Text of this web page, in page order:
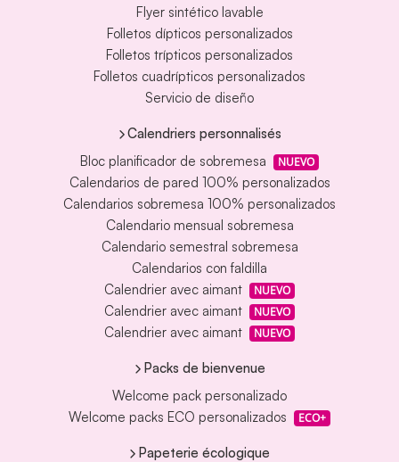
Flyer sintético lavable
Folletos dípticos personalizados
Folletos trípticos personalizados
Folletos cuadrípticos personalizados
Servicio de diseño
Calendriers personnalisés
Bloc planificador de sobremesa
NUEVO
Calendarios de pared 100% personalizados
Calendarios sobremesa 100% personalizados
Calendario mensual sobremesa
Calendario semestral sobremesa
Calendarios con faldilla
Calendrier avec aimant
NUEVO
Calendrier avec aimant NUEVO
Calendrier avec aimant NUEVO
Packs de bienvenue
Welcome pack personalizado
Welcome packs ECO personalizados
ECO+
Papeterie écologique